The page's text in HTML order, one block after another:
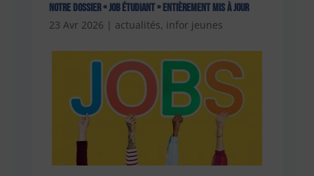
Notre dossier « Job étudiant » entièrement mis à jour
23 Avr 2026 | actualités, infor jeunes